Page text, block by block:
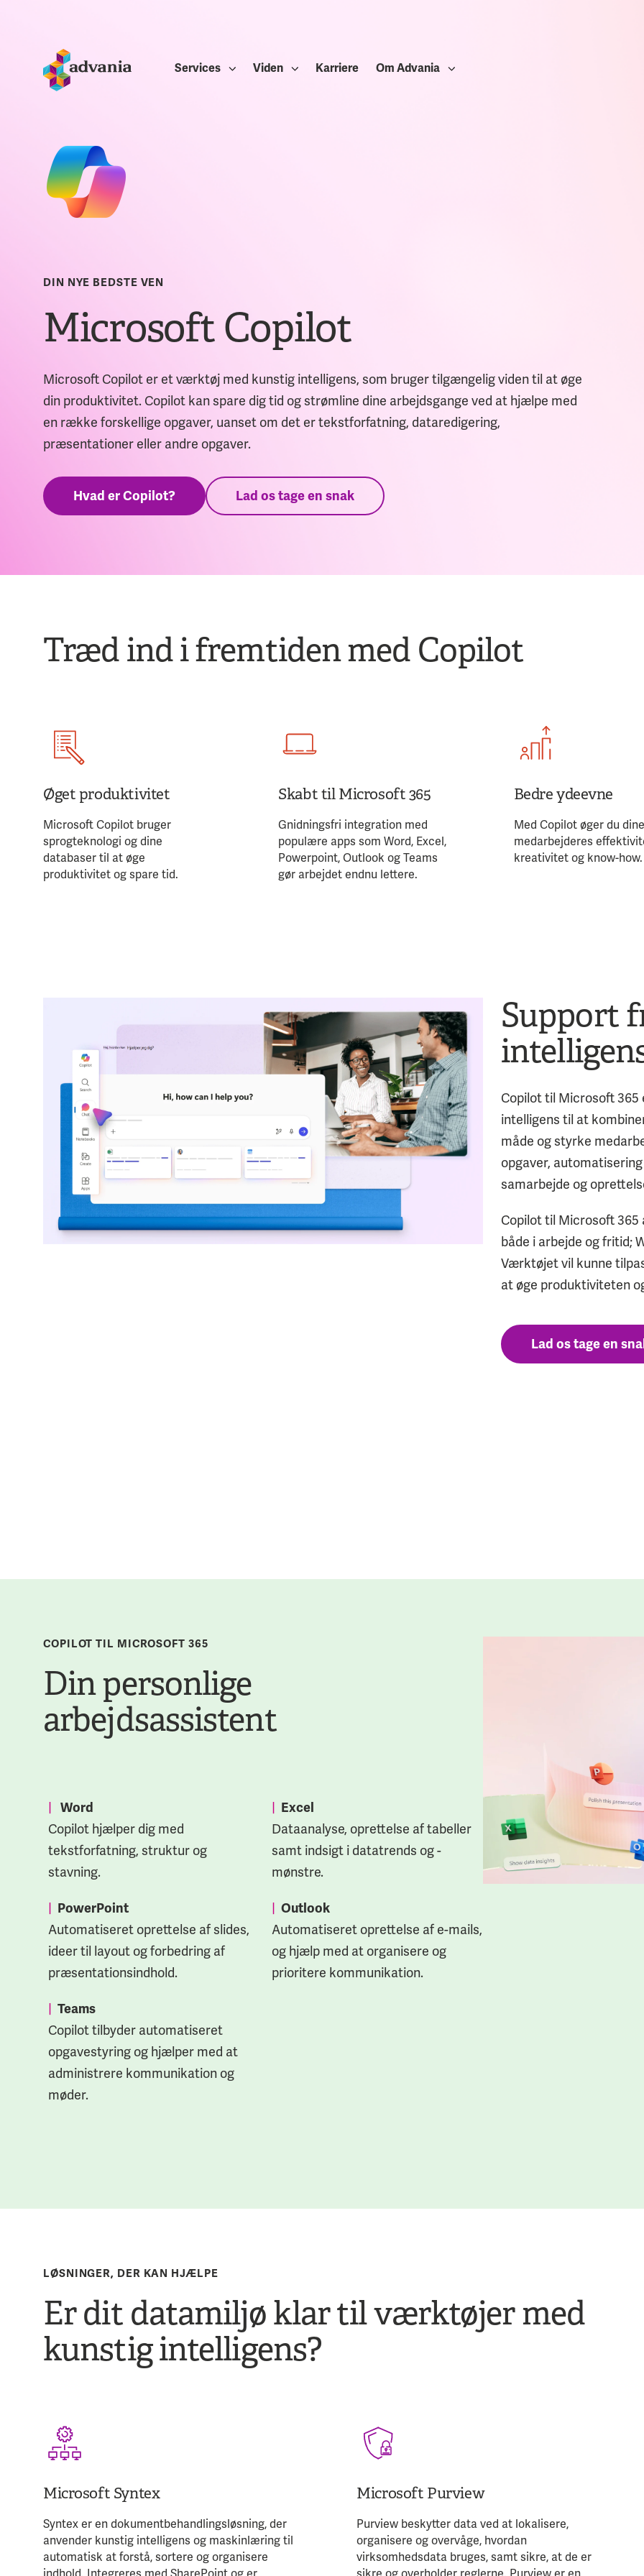
Services Viden Karriere Om Advania
DIN NYE BEDSTE VEN
Microsoft Copilot
Microsoft Copilot er et værktøj med kunstig intelligens, som bruger tilgængelig viden til at øge
din produktivitet. Copilot kan spare dig tid og strømline dine arbejdsgange ved at hjælpe med
en række forskellige opgaver, uanset om det er tekstforfatning, dataredigering,
præsentationer eller andre opgaver.
Hvad er Copilot? Lad os tage en snak
Træd ind i fremtiden med Copilot
Øget produktivitet
Microsoft Copilot bruger
sprogteknologi og dine
databaser til at øge
produktivitet og spare tid.
Skabt til Microsoft 365
Gnidningsfri integration med
populære apps som Word, Excel,
Powerpoint, Outlook og Teams
gør arbejdet endnu lettere.
Bedre ydeevne
Med Copilot øger du dine
medarbejderes
kreativitet og know-
Support
Copilot til Microsoft
intelligens til at
måde og styrke
opgaver,
samarbejde og
Copilot til Microsoft
både i arbejde og fritid;
Værktøjet vil kunne
at øge produktiviteten
Lad os tage en
COPILOT TIL MICROSOFT 365
Din personlige
arbejdsassistent
| Word
Copilot hjælper dig med
tekstforfatning, struktur og
stavning.
| Excel
Dataanalyse, oprettelse af tabeller
samt indsigt i datatrends og -
mønstre.
| PowerPoint
Automatiseret oprettelse af slides,
ideer til layout og forbedring af
præsentationsindhold.
| Outlook
Automatiseret oprettelse af e-mails,
og hjælp med at organisere og
prioritere kommunikation.
| Teams
Copilot tilbyder automatiseret
opgavestyring og hjælper med at
administrere kommunikation og
møder.
LØSNINGER, DER KAN HJÆLPE
Er dit datamiljø klar til værktøjer med
kunstig intelligens?
Microsoft Syntex
Syntex er en dokumentbehandlingsløsning, der
anvender kunstig intelligens og maskinlæring til
automatisk at forstå, sortere og organisere
Microsoft Purview
Purview beskytter data ved at lokalisere,
organisere og overvåge, hvordan
virksomhedsdata bruges, samt sikre, at de er